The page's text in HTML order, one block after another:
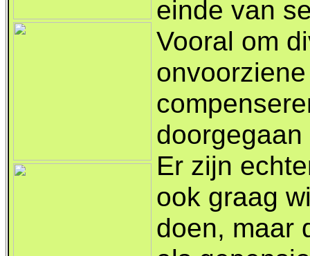
einde van
Vooral om
Er zijn
ook graag
doen, maar